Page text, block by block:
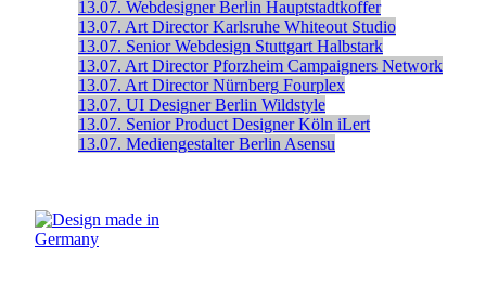
13.07. Webdesigner Berlin Hauptstadtkoffer
13.07. Art Director Karlsruhe Whiteout Studio
13.07. Senior Webdesign Stuttgart Halbstark
13.07. Art Director Pforzheim Campaigners Network
13.07. Art Director Nürnberg Fourplex
13.07. UI Designer Berlin Wildstyle
13.07. Senior Product Designer Köln iLert
13.07. Mediengestalter Berlin Asensu